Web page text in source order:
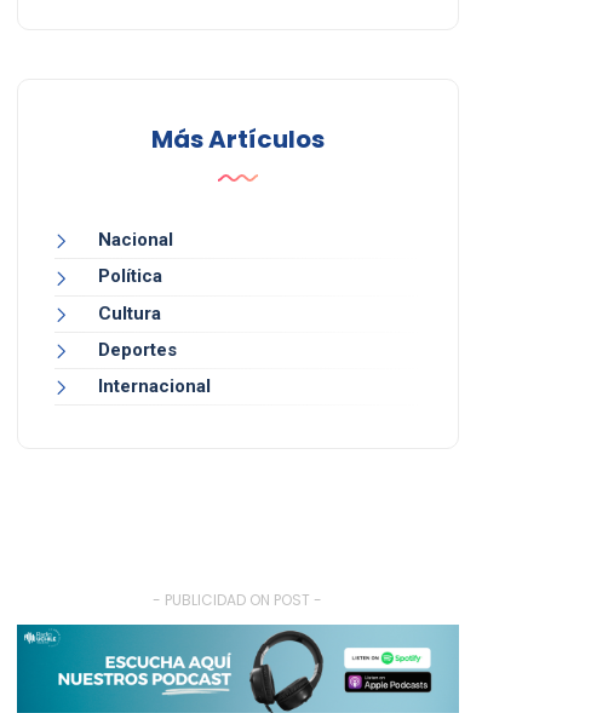
Más Artículos
Nacional
Política
Cultura
Deportes
Internacional
- PUBLICIDAD ON POST -